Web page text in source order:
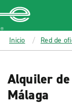
MAIN
CONTENT
Enterprise
Inicio Red de
Alquiler
Málaga